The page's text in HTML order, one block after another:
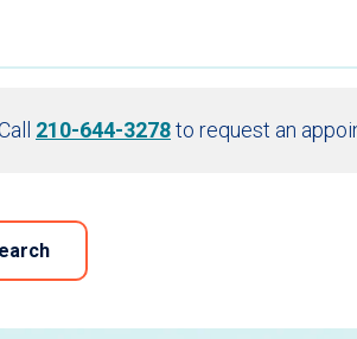
210-644-3278to request an